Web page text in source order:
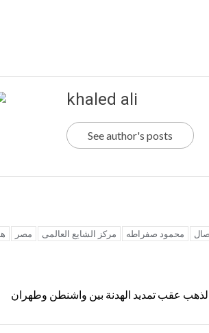
khaled ali
See author's posts
محمود صفراطه مركز الشايع العالمى مصر
الذهب عقب تمديد الهدنة بين واشنطن وطهران